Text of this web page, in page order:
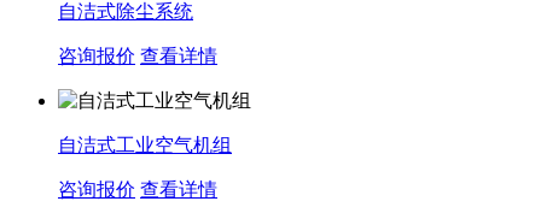
自洁式除尘系统
咨询报价 查看详情
自洁式工业空气机组
咨询报价 查看详情